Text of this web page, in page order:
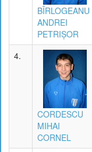
BÎRLOGEANU
ANDREI
PETRIŞOR
4.
CORDESCU
MIHAI
CORNEL